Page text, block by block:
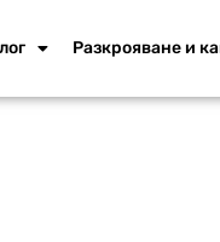
Разкрояване и